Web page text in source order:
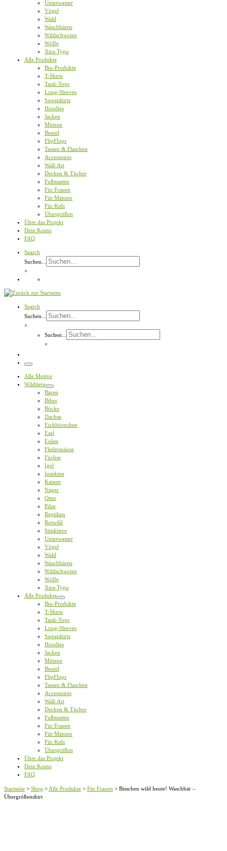
Unterwasser
Vögel
Wald
Waschbären
Wildschweine
Wölfe
Xtra-Typo
Alle Produkte
Bio-Produkte
T-Shirts
Tank-Tops
Long-Sleeves
Sweatshirts
Hoodies
Jacken
Mützen
Beutel
FlipFlops
Tassen & Flaschen
Accessoires
Wall-Art
Decken & Tücher
Fußmatten
Für Frauen
Für Männer
Für Kids
Übergrößen
Über das Projekt
Dein Konto
FAQ
Search
Suchen...
×
Search
Suchen...
×
Suchen...
×
Menü
Alle Motive
Wildtiere
Bären
Biber
Böcke
Dachse
Eichhörnchen
Esel
Eulen
Fledermäuse
Füchse
Igel
Insekten
Katzen
Nager
Otter
Pilze
Reptilien
Rotwild
Stinktiere
Unterwasser
Vögel
Wald
Waschbären
Wildschweine
Wölfe
Xtra-Typo
Alle Produkte
Bio-Produkte
T-Shirts
Tank-Tops
Long-Sleeves
Sweatshirts
Hoodies
Jacken
Mützen
Beutel
FlipFlops
Tassen & Flaschen
Accessoires
Wall-Art
Decken & Tücher
Fußmatten
Für Frauen
Für Männer
Für Kids
Übergrößen
Über das Projekt
Dein Konto
FAQ
Startseite > Shop > Alle Produkte > Für Frauen > Bisschen wild heute! Waschbär –
Übergrößenshirt